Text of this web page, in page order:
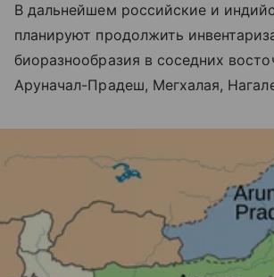
В дальнейшем российские и
планируют продолжить
биоразнообразия в соседних
Аруначал-Прадеш, Мегхалая,